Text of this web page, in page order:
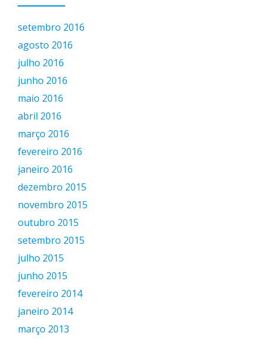
setembro 2016
agosto 2016
julho 2016
junho 2016
maio 2016
abril 2016
março 2016
fevereiro 2016
janeiro 2016
dezembro 2015
novembro 2015
outubro 2015
setembro 2015
julho 2015
junho 2015
fevereiro 2014
janeiro 2014
março 2013